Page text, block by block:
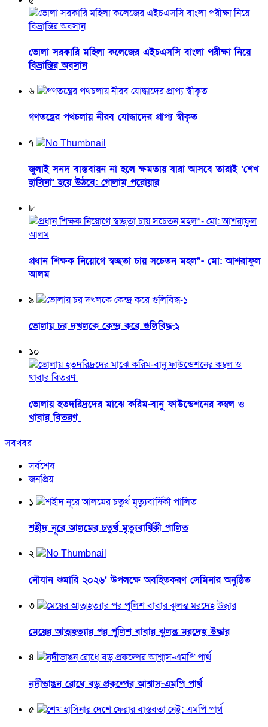
ভোলা সরকারি মহিলা কলেজের এইচএসসি বাংলা পরীক্ষা নিয়ে
বিভ্রান্তির অবসান
৬
গণতন্ত্রের পথচলায় নীরব যোদ্ধাদের প্রাপ্য স্বীকৃত
৭
জুলাই সনদ বাস্তবায়ন না হলে ক্ষমতায় যারা আসবে তারাই ‘শেখ
হাসিনা’ হয়ে উঠবে: গোলাম পরোয়ার
৮
প্রধান শিক্ষক নিয়োগে স্বচ্ছতা চায় সচেতন মহল”- মো: আশরাফুল
আলম
৯
ভোলায় চর দখলকে কেন্দ্র করে গুলিবিদ্ধ-১
১০
ভোলায় হতদরিদ্রদের মাঝে করিম-বানু ফাউন্ডেশনের কম্বল ও
খাবার বিতরণ
সবখবর
সর্বশেষ
জনপ্রিয়
১
শহীদ নূরে আলমের চতুর্থ মৃত্যুবার্ষিকী পালিত
২
নৌযান শুমারি ২০২৬’ উপলক্ষে অবহিতকরণ সেমিনার অনুষ্ঠিত
৩
মেয়ের আত্মহত্যার পর পুলিশ বাবার ঝুলন্ত মরদেহ উদ্ধার
৪
নদীভাঙন রোধে বড় প্রকল্পের আশ্বাস-এমপি পার্থ
৫